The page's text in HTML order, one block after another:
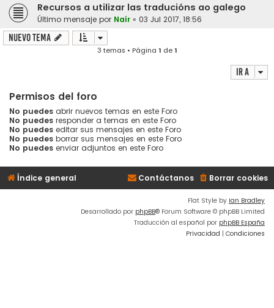
Recursos a utilizar las traducións ao galego
Último mensaje por Naír « 03 Jul 2017, 18:56
Nuevo Tema
3 temas • Página 1 de1
Ir a
Permisos del foro
No puedes abrir nuevos temas en este Foro
No puedes responder a temas en este Foro
No puedes editar sus mensajes en este Foro
No puedes borrar sus mensajes en este Foro
No puedes enviar adjuntos en este Foro
Índice general Borrar cookies
Contáctanos
Flat Style by Ian Bradley
Desarrollado por phpBB® Forum Software © phpBB Limited
Traducción al español por phpBB España
Privacidad | Condiciones